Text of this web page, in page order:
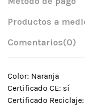
Productos a
Comentarios(0)
Color: Naranja
Certificado CE: sí
Certificado